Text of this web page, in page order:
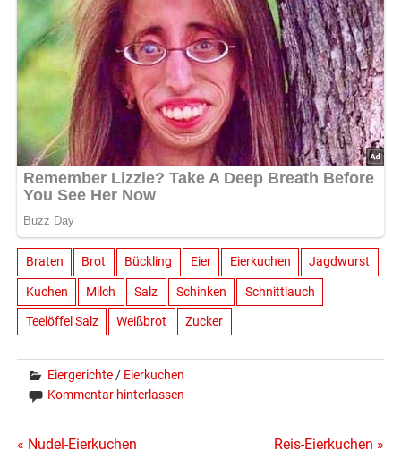
Braten Brot Bückling Eier Eierkuchen Jagdwurst
Kuchen Milch Salz Schinken Schnittlauch
Teelöffel Salz Weißbrot Zucker
Eiergerichte/ Eierkuchen
Kommentar hinterlassen
Beitragsnavigation
« Nudel-Eierkuchen Reis-Eierkuchen »